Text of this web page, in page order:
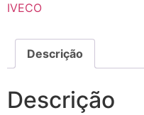
IVECO
Descrição
Descrição